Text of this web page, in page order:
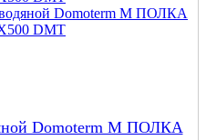
Domoterm М ПОЛКА